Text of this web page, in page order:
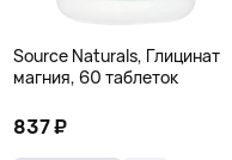
Source Naturals, Глицинат
магния, 60 таблеток
837 ₽